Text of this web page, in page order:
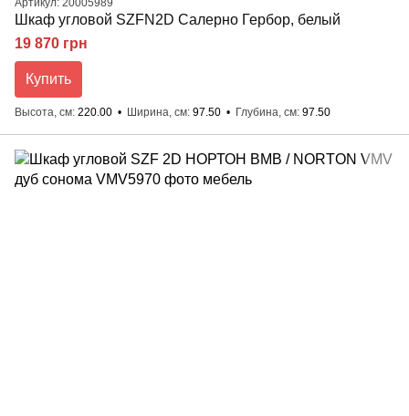
Артикул: 20005989
Шкаф угловой SZFN2D Салерно Гербор, белый
19 870 грн
Купить
Высота, см 220.00 Ширина, см 97.50 Глубина, см 97.50